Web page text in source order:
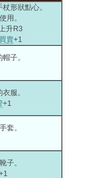
形狀點心。
用。
升R3
賣+1
子。
服。
+1
套。
子。